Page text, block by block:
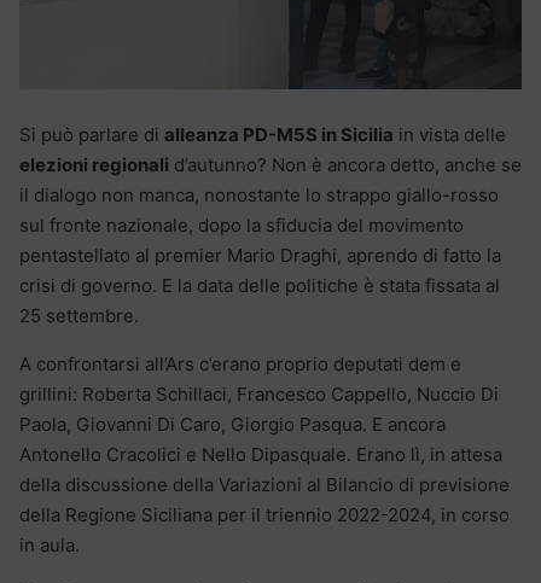
Si può parlare di alleanza PD-M5S in Sicilia in vista delle
elezioni regionali d’autunno? Non è ancora detto, anche se
il dialogo non manca, nonostante lo strappo giallo-rosso
sul fronte nazionale, dopo la sfiducia del movimento
pentastellato al premier Mario Draghi, aprendo di fatto la
crisi di governo. E la data delle politiche è stata fissata al
25 settembre.
A confrontarsi all’Ars c’erano proprio deputati dem e
grillini: Roberta Schillaci, Francesco Cappello, Nuccio Di
Paola, Giovanni Di Caro, Giorgio Pasqua. E ancora
Antonello Cracolici e Nello Dipasquale. Erano lì, in attesa
della discussione della Variazioni al Bilancio di previsione
della Regione Siciliana per il triennio 2022-2024, in corso
in aula.